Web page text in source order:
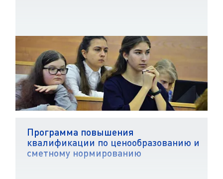
Программа повышения
квалификации по ценообразованию и
сметному нормированию